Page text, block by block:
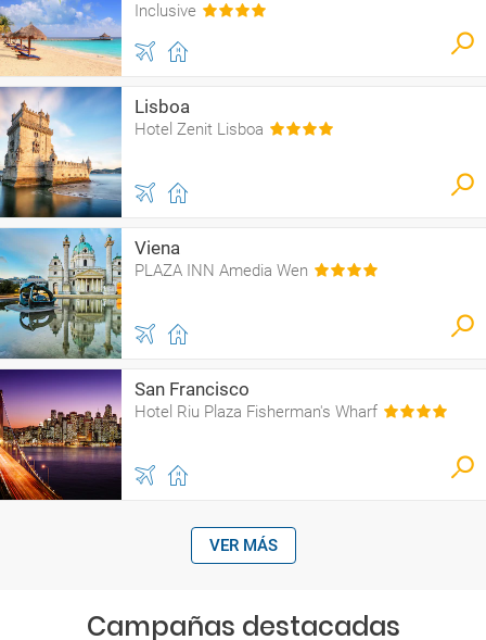
Inclusive
Lisboa
Hotel Zenit Lisboa
Viena
PLAZA INN Amedia Wen
San Francisco
Hotel Riu Plaza Fisherman's Wharf
VER MÁS
Campañas destacadas